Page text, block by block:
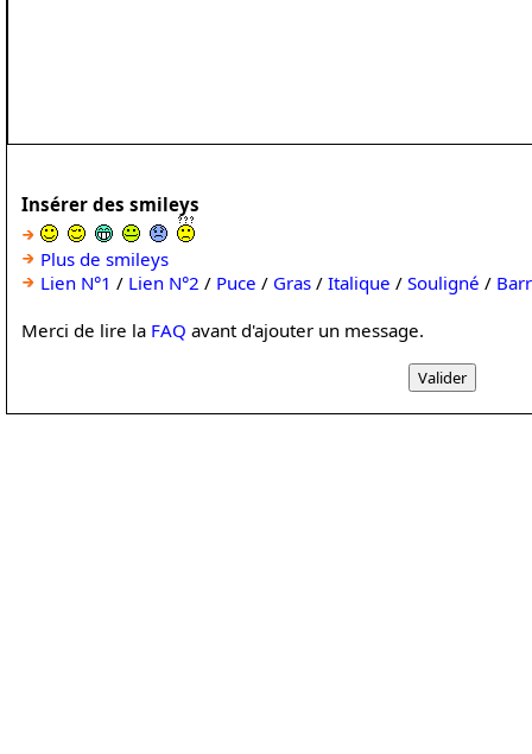
Insérer des smileys
Plus de smileys
Lien N°1 / Lien N°2 / Puce / Gras / Italique / Souligné /
Merci de lire la FAQ avant d'ajouter un message.